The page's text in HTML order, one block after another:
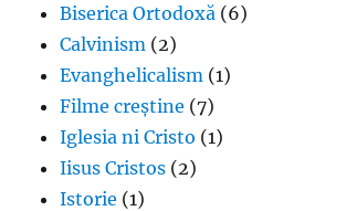
Biserica Ortodoxă (6)
Calvinism (2)
Evanghelicalism (1)
Filme creștine (7)
Iglesia ni Cristo (1)
Iisus Cristos (2)
Istorie (1)